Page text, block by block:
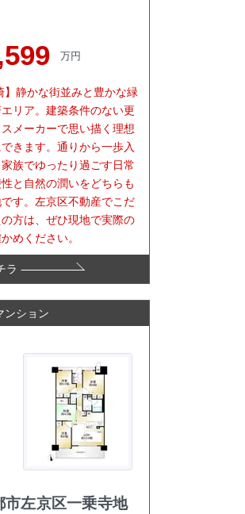
万円
】静かな街並みと豊かな緑
リア。建築条件のない更
メーカーで思い描く理想
きます。通りから一歩入
族でゆったり過ごす日常
と自然の潤いをどちらも
す。左京区不動産でこだ
方は、ぜひ現地で実際の
めください。
ラ
ンション
市左京区一乗寺地